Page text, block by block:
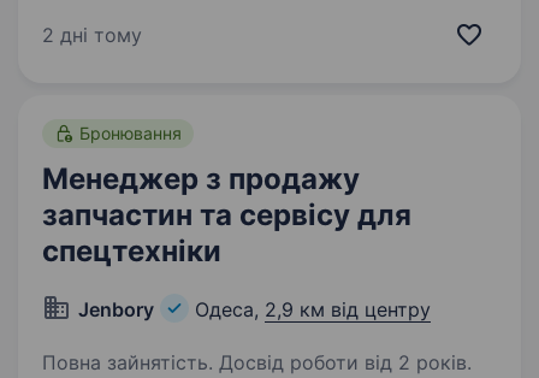
СТО та команду 1400+ людей по всій країні.
2 дні тому
Бронювання
Менеджер з продажу
запчастин та сервісу для
спецтехніки
Jenbory Одеса, 2,9 км від центру
Повна зайнятість. Досвід роботи від 2 років.